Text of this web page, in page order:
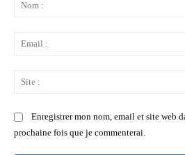
Enregistrer mon nom, email et site web
prochaine fois que je commenterai.